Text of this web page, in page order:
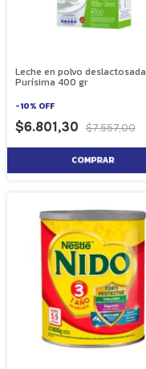
Leche en polvo deslactosada
Purísima 400 gr
-10% OFF
$6.801,30 $7.557,00